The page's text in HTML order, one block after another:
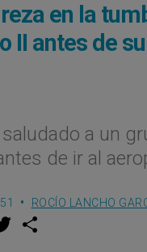
en la
II antes de
a un
de ir al
ROCÍO LANCHO
w